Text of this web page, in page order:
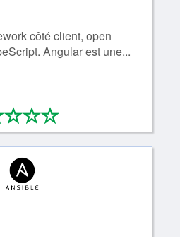
côté client, open
Angular est une...
****
0/4